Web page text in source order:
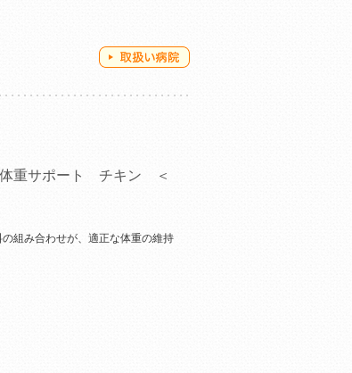
重サポート チキン ＜
組み合わせが、適正な体重の維持